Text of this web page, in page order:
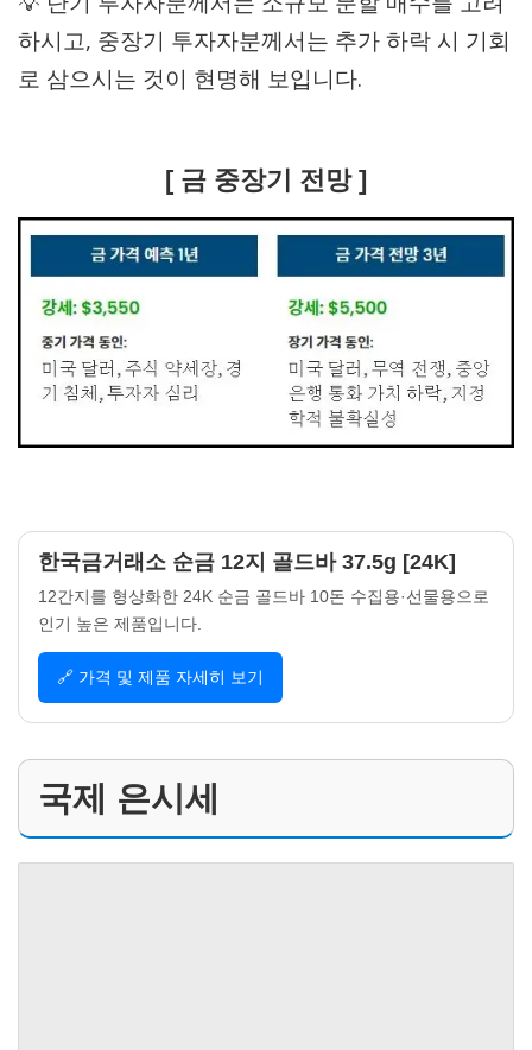
하시고, 중장기 투자자분께서는 추가 하락 시 기회
로 삼으시는 것이 현명해 보입니다.
[ 금 중장기 전망 ]
한국금거래소 순금 12지 골드바 37.5g [24K]
12간지를 형상화한 24K 순금 골드바 10돈 수집용·선물용으로
인기 높은 제품입니다.
🔗 가격 및 제품 자세히 보기
국제 은시세